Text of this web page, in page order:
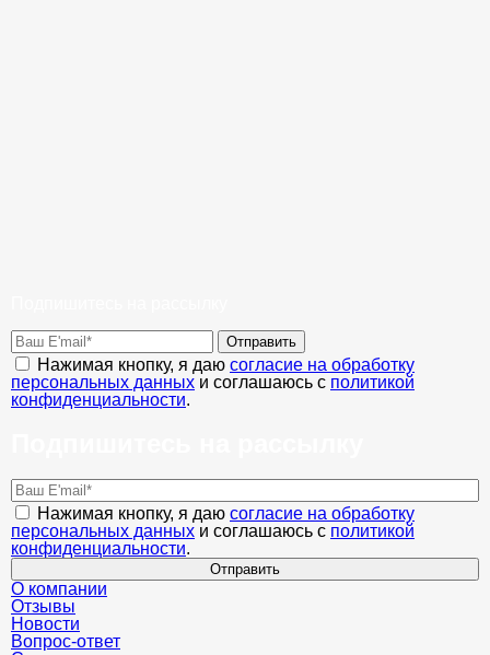
Отправить
Нажимая кнопку, я даю согласие на обработку
персональных данных и соглашаюсь с политикой
конфиденциальности.
Нажимая кнопку, я даю согласие на обработку
персональных данных и соглашаюсь с политикой
конфиденциальности.
Отправить
О компании
Отзывы
Новости
Вопрос-ответ